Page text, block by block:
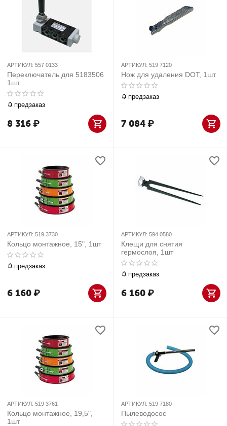
АРТИКУЛ: 557 0133
Переключатель для 5183506
1шт
предзаказ
8 316₽
АРТИКУЛ: 519 7120
Нож для удаления DOT, 1шт
предзаказ
7 084₽
АРТИКУЛ: 519 3730
Кольцо монтажное, 15", 1шт
предзаказ
6 160₽
АРТИКУЛ: 594 0580
Клещи для снятия
гермослоя, 1шт
предзаказ
6 160₽
АРТИКУЛ: 519 3761
Кольцо монтажное, 19,5",
1шт
АРТИКУЛ: 519 7180
Пылеводосос